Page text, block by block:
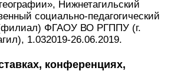
Нижнетагильский
социально-педагогический
(филиал) ФГАОУ ВО РГППУ (г.
1.032019-26.06.2019.
конференциях,